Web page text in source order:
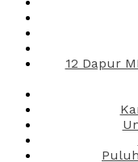
12 Dapur